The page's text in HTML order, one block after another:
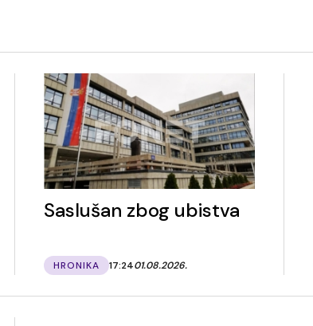
Saslušan zbog ubistva
HRONIKA 17:2401.08.2026.